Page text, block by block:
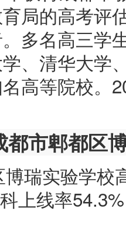
局的高考评
多名高三学
、清华大学
高等院校。
市郫都区
瑞实验学校
上线率